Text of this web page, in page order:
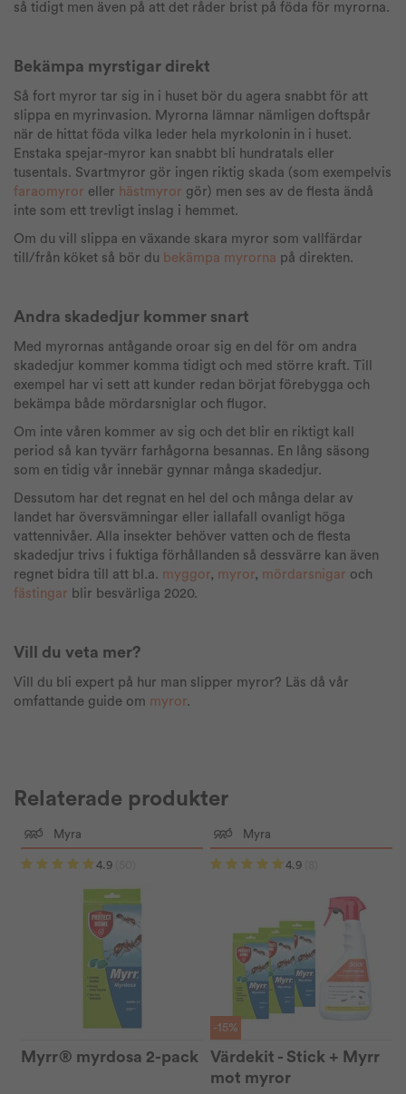
så tidigt men även på att det råder brist på föda för myrorna.
Bekämpa myrstigar direkt
Så fort myror tar sig in i huset bör du agera snabbt för att
slippa en myrinvasion. Myrorna lämnar nämligen doftspår
när de hittat föda vilka leder hela myrkolonin in i huset.
Enstaka spejar-myror kan snabbt bli hundratals eller
tusentals. Svartmyror gör ingen riktig skada (som exempelvis
faraomyror eller hästmyror gör) men ses av de flesta ändå
inte som ett trevligt inslag i hemmet.
Om du vill slippa en växande skara myror som vallfärdar
till/från köket så bör du bekämpa myrorna på direkten.
Andra skadedjur kommer snart
Med myrornas antågande oroar sig en del för om andra
skadedjur kommer komma tidigt och med större kraft. Till
exempel har vi sett att kunder redan börjat förebygga och
bekämpa både mördarsniglar och flugor.
Om inte våren kommer av sig och det blir en riktigt kall
period så kan tyvärr farhågorna besannas. En lång säsong
som en tidig vår innebär gynnar många skadedjur.
Dessutom har det regnat en hel del och många delar av
landet har översvämningar eller iallafall ovanligt höga
vattennivåer. Alla insekter behöver vatten och de flesta
skadedjur trivs i fuktiga förhållanden så dessvärre kan även
regnet bidra till att bl.a. myggor, myror, mördarsnigar och
fästingar blir besvärliga 2020.
Vill du veta mer?
Vill du bli expert på hur man slipper myror? Läs då vår
omfattande guide om myror.
Relaterade produkter
Myra
4.9
Myrr® myrdosa 2-pack
Myra
4.9
-15%
Värdekit - Stick + Myrr
mot myror